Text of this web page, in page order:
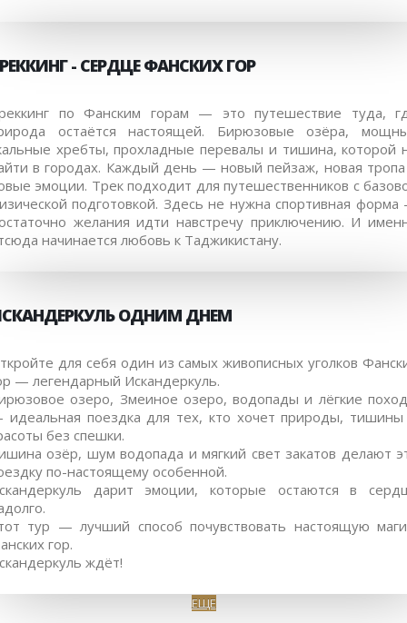
- СЕРДЦЕ ФАНСКИХ ГОР
по Фанским горам — это путешествие туда,
остаётся настоящей. Бирюзовые озёра,
хребты, прохладные перевалы и тишина, которой
в городах. Каждый день — новый пейзаж, новая
эмоции. Трек подходит для путешественников с
подготовкой. Здесь не нужна спортивная
желания идти навстречу приключению. И
начинается любовь к Таджикистану.
ОДНИМ ДНЕМ
для себя один из самых живописных уголков
— легендарный Искандеркуль.
озеро, Змеиное озеро, водопады и лёгкие
поездка для тех, кто хочет природы,
без спешки.
озёр, шум водопада и мягкий свет закатов делают
по-настоящему особенной.
дарит эмоции, которые остаются в
тур — лучший способ почувствовать настоящую
гор.
ждёт!
ЕЩЕ